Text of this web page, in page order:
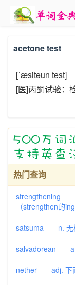
acetone test
[ˈæsitəun test]
[医]丙酮试验：
热门查询
strengthening n.
（strengthen的ing
satsuma n. 无核
salvadorean a.
nether adj. 下面